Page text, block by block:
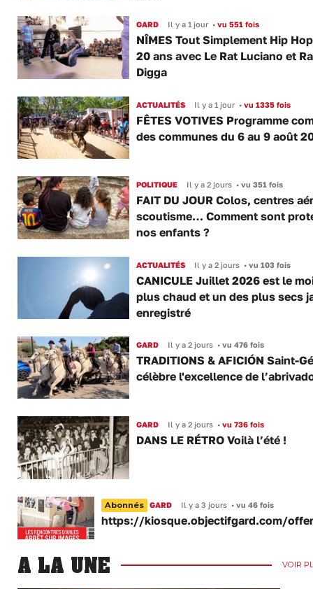
GARD Il y a 1 jour •vu 551 fois
NÎMES Tout Simplement Hip
20 ans avec Le Rat Luciano et
Digga
ACTUALITÉS Il y a 1 jour •vu 1335 fois
FÊTES VOTIVES Programme
des communes du 6 au 9 août
POLITIQUE Il y a 2 jours •vu 351 fois
FAIT DU JOUR Colos, centres
scoutisme… Comment sont
nos enfants ?
ACTUALITÉS Il y a 2 jours •vu 103 fois
CANICULE Juillet 2026 est le
plus chaud et un des plus secs
enregistré
GARD Il y a 2 jours •vu 476 fois
TRADITIONS & AFICIÓN Saint-
célèbre l'excellence de
GARD Il y a 2 jours •vu 736 fois
DANS LE RÉTRO Voilà l’été !
Abonnés GARD Il y a 3 jours • vu 46 fois
https://kiosque.objectifgard.com/
A LA UNE VOIR